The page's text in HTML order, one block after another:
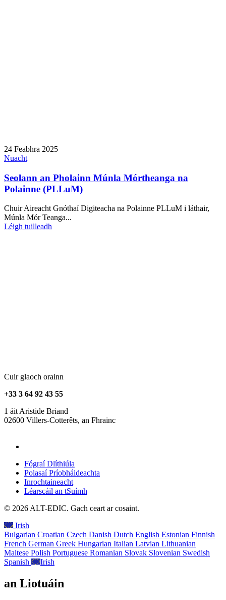
24 Feabhra 2025
Nuacht
Seolann an Pholainn Múnla Mórtheanga na
Polainne (PLLuM)
Chuir Aireacht Gnóthaí Digiteacha na Polainne PLLuM i láthair,
Múnla Mór Teanga...
Léigh tuilleadh
Cuir glaoch orainn
+33 3 64 92 43 55
1 áit Aristide Briand
02600 Villers-Cotterêts, an Fhrainc
Fógraí Dlíthiúla
Polasaí Príobháideachta
Inrochtaineacht
Léarscáil an tSuímh
© 2026 ALT-EDIC. Gach ceart ar cosaint.
Irish
Bulgarian Croatian Czech Danish Dutch English Estonian Finnish
French German Greek Hungarian Italian Latvian Lithuanian
Maltese Polish Portuguese Romanian Slovak Slovenian Swedish
Spanish
Irish
an Liotuáin